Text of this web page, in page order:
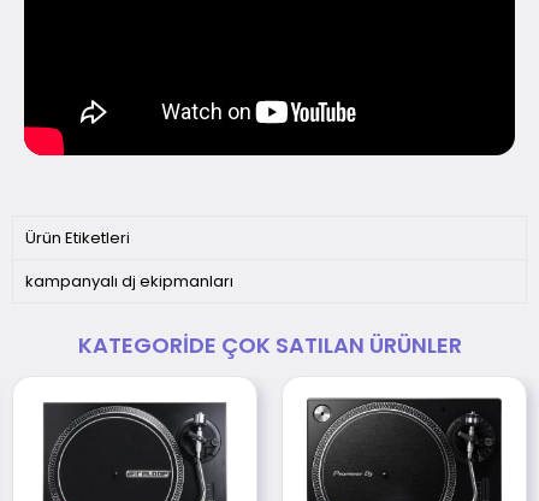
Ürün Etiketleri
kampanyalı dj ekipmanları
KATEGORIDE ÇOK SATILAN ÜRÜNLER